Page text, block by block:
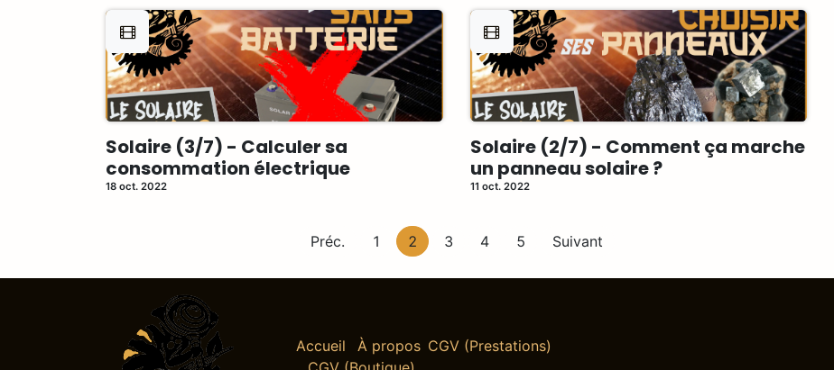
Solaire (3/7) - Calculer sa
consommation électrique
18 oct. 2022
Solaire (2/7) - Comment ça marche
un panneau solaire ?
11 oct. 2022
Préc. 1 2 3 4 5 Suivant
Accueil À propos CGV (Prestations)